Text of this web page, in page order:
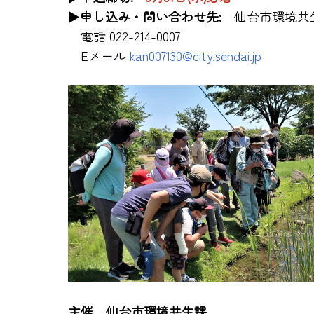
►申し込み・問い合わせ先: 仙台市環境共
電話 022-214-0007
Eメールkan007130@city.sendai.jp